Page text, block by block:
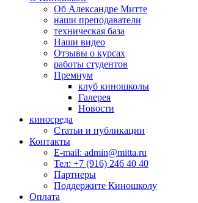
Об Александре Митте
наши преподаватели
техническая база
Наши видео
Отзывы о курсах
работы студентов
Премиум
клуб киношколы
Галерея
Новости
киносреда
Статьи и публикации
Контакты
E-mail: admin@mitta.ru
Тел: +7 (916) 246 40 40
Партнеры
Поддержите Киношколу
Оплата